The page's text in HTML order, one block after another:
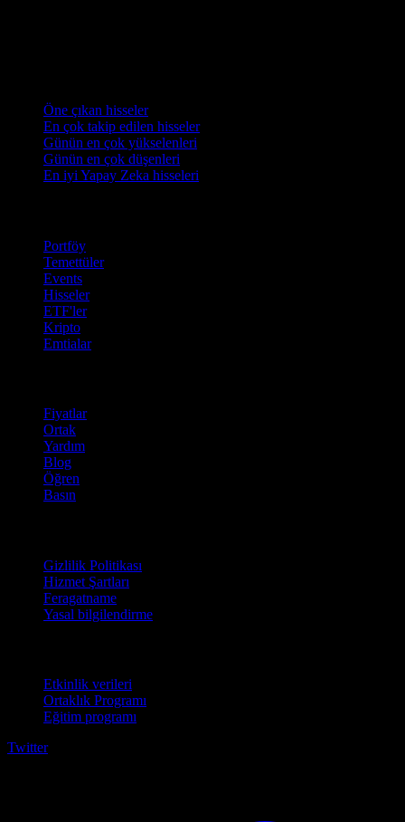
Öne çıkan hisseler
En çok takip edilen hisseler
Günün en çok yükselenleri
Günün en çok düşenleri
En iyi Yapay Zeka hisseleri
Portföy
Temettüler
Events
Hisseler
ETF'ler
Kripto
Emtialar
Fiyatlar
Ortak
Yardım
Blog
Öğren
Basın
Gizlilik Politikası
Hizmet Şartları
Feragatname
Yasal bilgilendirme
Etkinlik verileri
Ortaklık Programı
Eğitim programı
Twitter